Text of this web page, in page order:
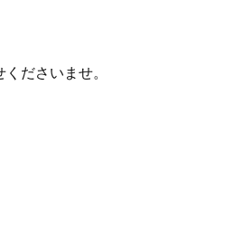
ださいませ。